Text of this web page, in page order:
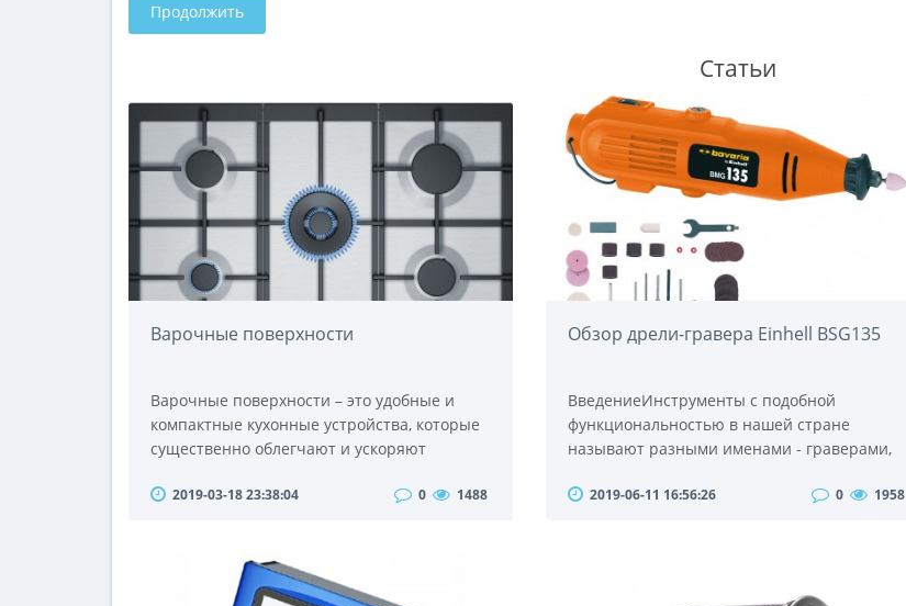
Продолжить
Статьи
Варочные поверхности
Варочные поверхности – это удобные и
компактные кухонные устройства, которые
существенно облегчают и ускоряют
устройства, как варочные поверхности,
вполне доступной для самого широкого
круга пользователей цены. Эти бытовые
2019-03-18 23:38:04 0 1488
Обзор дрели-гравера Einhell BSG135
ВведениеИнструменты с подобной
функциональностью в нашей стране
называют разными именами - граверами,
ручным многофункциональным
аналоги продукцией известной фирмы
2019-06-11 16:56:26 0 1958